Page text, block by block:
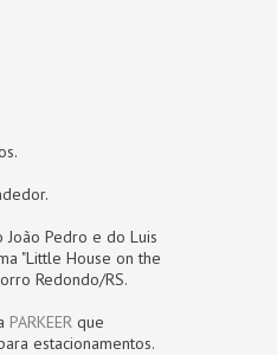
João Pedro e do Luis
"Little House on the
Redondo/RS.
PARKEER que
estacionamentos.